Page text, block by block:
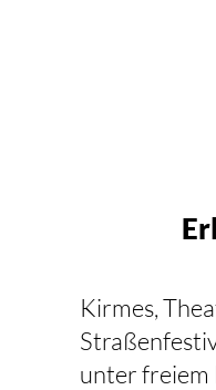
Kirmes,
unter freiem